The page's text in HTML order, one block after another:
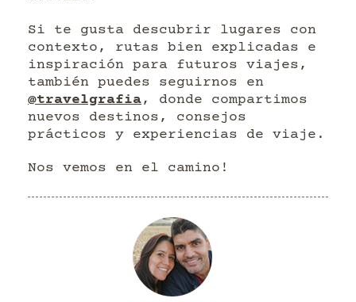
Si te gusta descubrir lugares con
contexto, rutas bien explicadas e
inspiración para futuros viajes,
también puedes seguirnos en
@travelgrafia, donde compartimos
nuevos destinos, consejos
prácticos y experiencias de viaje.
Nos vemos en el camino!